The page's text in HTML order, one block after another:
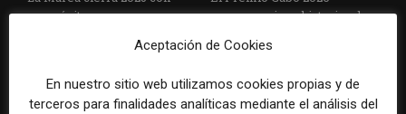
superávit, pero su
reconoce cinco historias de
sobre el poder, la memoria y
Aceptación de Cookies
En nuestro sitio web utilizamos cookies propias y de
terceros para finalidades analíticas mediante el análisis del